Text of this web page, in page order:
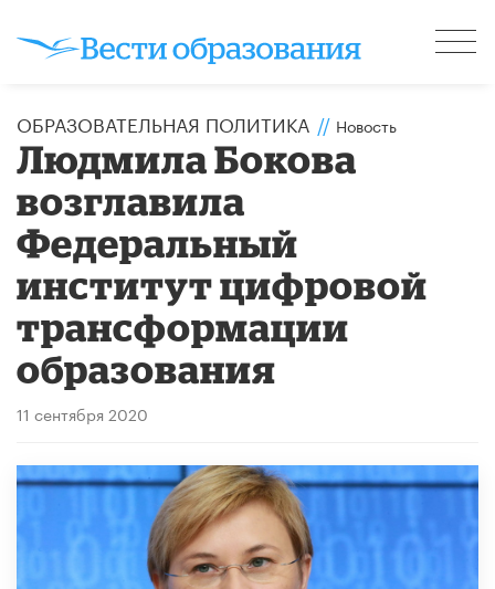
ОБРАЗОВАТЕЛЬНАЯ ПОЛИТИКА // Новость
Людмила Бокова
возглавила
Федеральный
институт цифровой
трансформации
образования
11 сентября 2020